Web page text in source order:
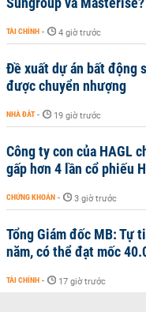
TÀI CHÍNH - 4 giờ trước
Đề xuất dự án bất động
được chuyển nhượng
NHÀ ĐẤT - 19 giờ trước
Công ty con của HAGL
gấp hơn 4 lần cổ phiếu
CHỨNG KHOÁN - 3 giờ trước
Tổng Giám đốc MB: Tự
năm, có thể đạt mốc
TÀI CHÍNH - 17 giờ trước